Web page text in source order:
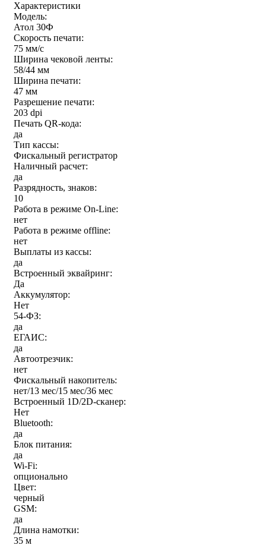
Характеристики
Модель:
Атол 30Ф
Скорость печати:
75 мм/с
Ширина чековой ленты:
58/44 мм
Ширина печати:
47 мм
Разрешение печати:
203 dpi
Печать QR-кода:
да
Тип кассы:
Фискальный регистратор
Наличный расчет:
да
Разрядность, знаков:
10
Работа в режиме On-Line:
нет
Работа в режиме offline:
нет
Выплаты из кассы:
да
Встроенный эквайринг:
Да
Аккумулятор:
Нет
54-ФЗ:
да
ЕГАИС:
да
Автоотрезчик:
нет
Фискальный накопитель:
нет/13 мес/15 мес/36 мес
Встроенный 1D/2D-сканер:
Нет
Bluetooth:
да
Блок питания:
да
Wi-Fi:
опционально
Цвет:
черный
GSM:
да
Длина намотки:
35 м